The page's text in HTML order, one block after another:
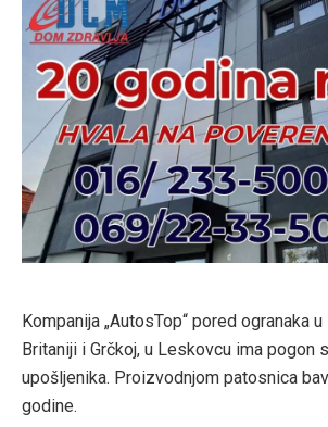
Kompanija „AutosTop“ pored ogranaka
Britaniji i Grčkoj, u Leskovcu ima pogon
upošljenika. Proizvodnjom patosnica
godine.